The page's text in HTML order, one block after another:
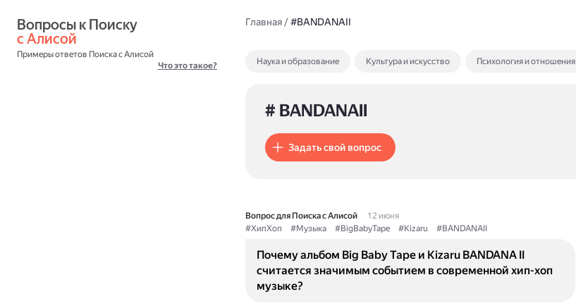
с Алисой
Примеры ответов Поиска с Алисой
Что это такое?
Главная/#BANDANAII
Наука и образование Культура и искусство Психология и отношения
# BANDANAII
Задать свой вопрос
Вопрос для Поиска с Алисой
12 июня
#ХипХоп
#Музыка #BigBabyTape #Kizaru #BANDANAII
Почему альбом Big Baby Tape и Kizaru BANDANA II
считается значимым событием в современной хип-хоп
музыке?